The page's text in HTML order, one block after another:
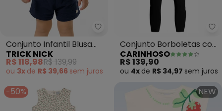
Trick Nick - Conjunto Infantil
Conjunto Infantil Blusa
com Shorts (Bege)
TRICK NICK
R$ 118,98R$ 139,99
ou 3x de R$ 39,66 sem juros
Conjunto Borboletas com
Strass (Off White)
CARINHOSO
R$ 139,90
ou 4x de R$ 34,97 sem juros
-50% NEW